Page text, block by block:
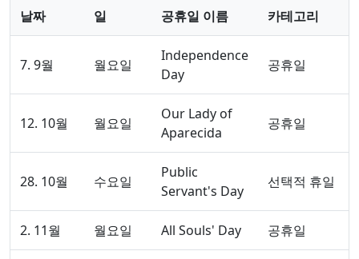
날짜 일 공휴일 이름 카테고리
7. 9월 월요일
Independence
Day
공휴일
12. 10월 월요일
Our Lady of
Aparecida
공휴일
28. 10월 수요일
Public
Servant's Day
선택적 휴일
2. 11월 월요일 All Souls' Day 공휴일